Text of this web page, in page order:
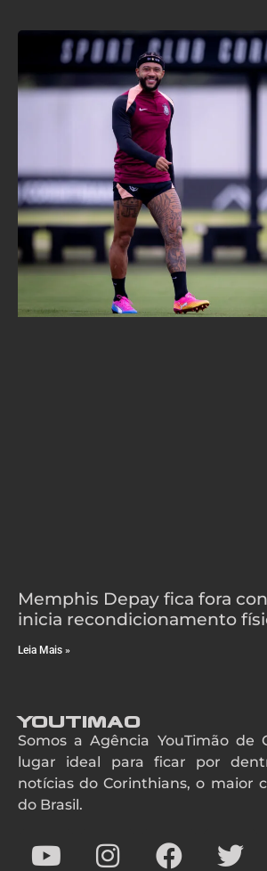
Memphis Depay fica fora
inicia recondicionamento
Leia Mais »
YouTimao
Somos a Agência YouTimão de
lugar ideal para ficar por
notícias do Corinthians, o maior
do Brasil.